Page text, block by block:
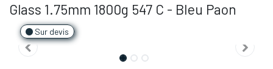
Glass 1.75mm 1800g 547 C - Bleu Paon
Sur devis